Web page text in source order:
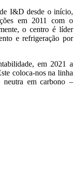
I&D desde o início,
em 2011 com o
o centro é líder
e refrigeração por
em 2021 a
coloca-nos na linha
neutra em carbono –